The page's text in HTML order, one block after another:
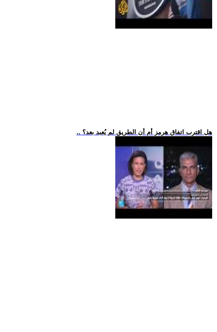
.. هل اقترب اتفاق هرمز أم أن الطريق لم يُعبد بعد؟